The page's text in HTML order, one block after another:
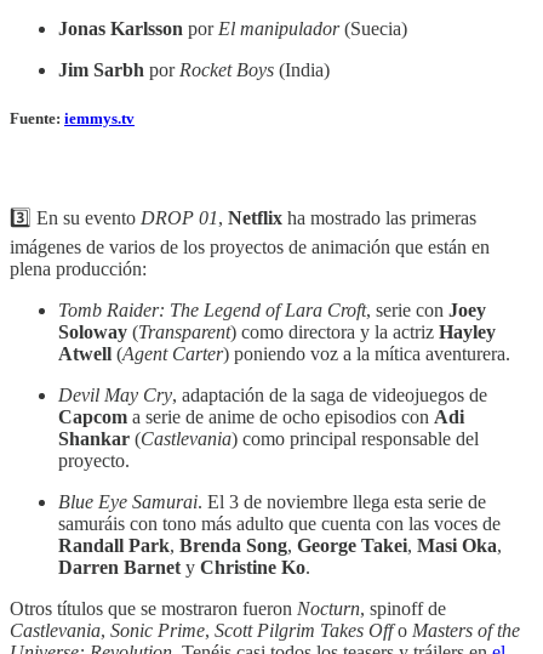
Jonas Karlsson porEl manipulador(Suecia)
Jim Sarbh porRocket Boys (India)
Fuente: iemmys.tv
3️⃣ En su evento DROP 01, Netflix ha mostrado las primeras
imágenes de varios de los proyectos de animación que están en
plena producción:
Tomb Raider: The Legend of Lara Croft, serie con Joey
Soloway (Transparent) como directora y la actriz Hayley
Atwell (Agent Carter) poniendo voz a la mítica aventurera.
Devil May Cry, adaptación de la saga de videojuegos de
Capcom a serie de anime de ocho episodios con Adi
Shankar (Castlevania) como principal responsable del
proyecto.
Blue Eye Samurai. El 3 de noviembre llega esta serie de
samuráis con tono más adulto que cuenta con las voces de
Randall Park, Brenda Song, George Takei, Masi Oka,
Darren Barnet y Christine Ko.
Otros títulos que se mostraron fueron Nocturn, spinoff de
Castlevania, Sonic Prime, Scott Pilgrim Takes Offo Masters of the